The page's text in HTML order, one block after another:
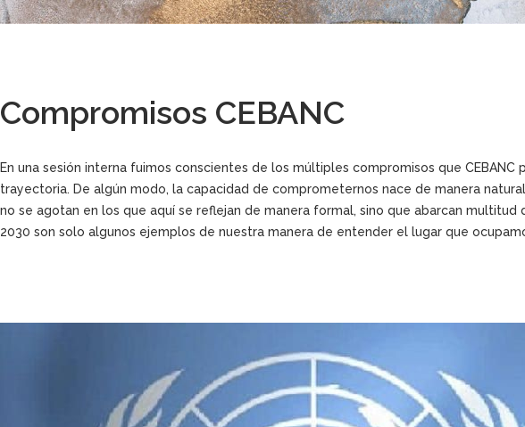
Compromisos CEBANC
En una sesión interna fuimos conscientes de los múltiples compromisos que
trayectoria. De algún modo, la capacidad de comprometernos nace de manera
no se agotan en los que aquí se reflejan de manera formal, sino que abarcan
2030 son solo algunos ejemplos de nuestra manera de entender el lugar que